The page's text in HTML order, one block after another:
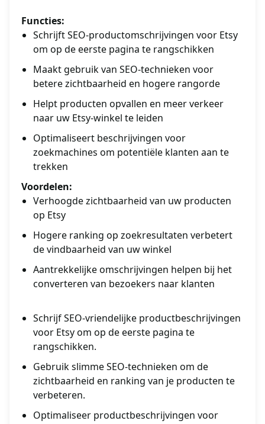
Functies:
Schrijft SEO-productomschrijvingen voor Etsy
om op de eerste pagina te rangschikken
Maakt gebruik van SEO-technieken voor
betere zichtbaarheid en hogere rangorde
Helpt producten opvallen en meer verkeer
naar uw Etsy-winkel te leiden
Optimaliseert beschrijvingen voor
zoekmachines om potentiële klanten aan te
trekken
Voordelen:
Verhoogde zichtbaarheid van uw producten
op Etsy
Hogere ranking op zoekresultaten verbetert
de vindbaarheid van uw winkel
Aantrekkelijke omschrijvingen helpen bij het
converteren van bezoekers naar klanten
Schrijf SEO-vriendelijke productbeschrijvingen
voor Etsy om op de eerste pagina te
rangschikken.
Gebruik slimme SEO-technieken om de
zichtbaarheid en ranking van je producten te
verbeteren.
Optimaliseer productbeschrijvingen voor